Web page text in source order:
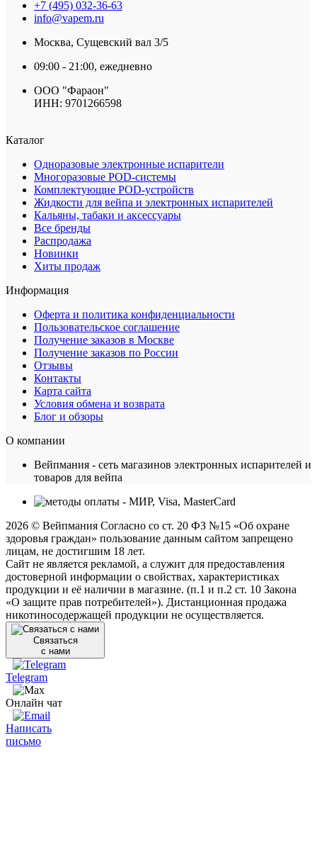
+7 (495) 032-36-63
info@vapem.ru
Москва, Сущевский вал 3/5
09:00 - 21:00, ежедневно
ООО "Фараон"
ИНН: 9701266598
Каталог
Одноразовые электронные испарители
Многоразовые POD-системы
Комплектующие POD-устройств
Жидкости для вейпа и электронных испарителей
Кальяны, табаки и аксессуары
Все бренды
Распродажа
Новинки
Хиты продаж
Информация
Оферта и политика конфиденциальности
Пользовательское соглашение
Получение заказов в Москве
Получение заказов по России
Отзывы
Контакты
Карта сайта
Условия обмена и возврата
Блог и обзоры
О компании
Вейпмания - сеть магазинов электронных испарителей и
товаров для вейпа
2026 © Вейпмания Согласно со ст. 20 ФЗ №15 «Об охране
здоровья граждан» пользование данным сайтом запрещено
лицам, не достигшим 18 лет.
Сайт не является рекламой, а служит для предоставления
достоверной информации о свойствах, характеристиках
продукции и её наличии в магазине. (п.1 и п.2 ст. 10 Закона
«О защите прав потребителей»). Дистанционная продажа
никотиносодержащей продукции не осуществляется.
Связаться
с нами
Telegram
Онлайн чат
Написать
письмо